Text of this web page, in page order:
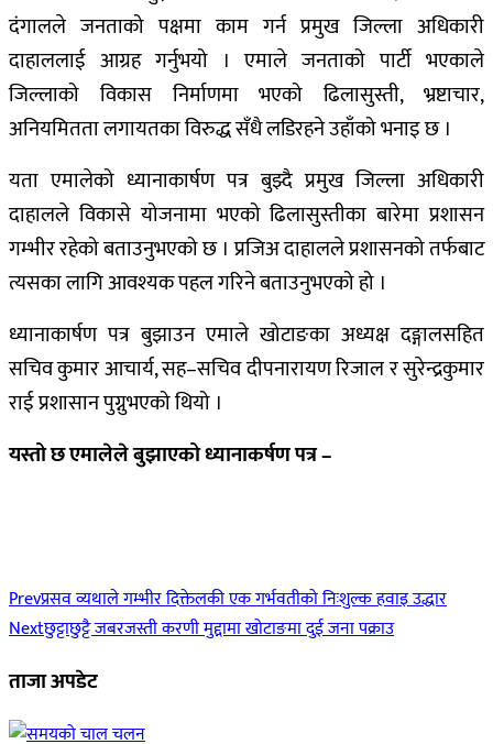
दंगालले जनताको पक्षमा काम गर्न प्रमुख जिल्ला अधिकारी
दाहाललाई आग्रह गर्नुभयो । एमाले जनताको पार्टी भएकाले
जिल्लाको विकास निर्माणमा भएको ढिलासुस्ती, भ्रष्टाचार,
अनियमितता लगायतका विरुद्ध सँधै लडिरहने उहाँको भनाइ छ ।
यता एमालेको ध्यानाकार्षण पत्र बुझ्दै प्रमुख जिल्ला अधिकारी
दाहालले विकासे योजनामा भएको ढिलासुस्तीका बारेमा प्रशासन
गम्भीर रहेको बताउनुभएको छ । प्रजिअ दाहालले प्रशासनको तर्फबाट
त्यसका लागि आवश्यक पहल गरिने बताउनुभएको हो ।
ध्यानाकार्षण पत्र बुझाउन एमाले खोटाङका अध्यक्ष दङ्गालसहित
सचिव कुमार आचार्य, सह–सचिव दीपनारायण रिजाल र सुरेन्द्रकुमार
राई प्रशासान पुग्नुभएको थियो ।
यस्तो छ एमालेले बुझाएको ध्यानाकर्षण पत्र –
Prevप्रसव व्यथाले गम्भीर दिक्तेलकी एक गर्भवतीको निःशुल्क हवाइ उद्धार
Nextछुट्टाछुट्टै जबरजस्ती करणी मुद्दामा खोटाङमा दुई जना पक्राउ
ताजा अपडेट